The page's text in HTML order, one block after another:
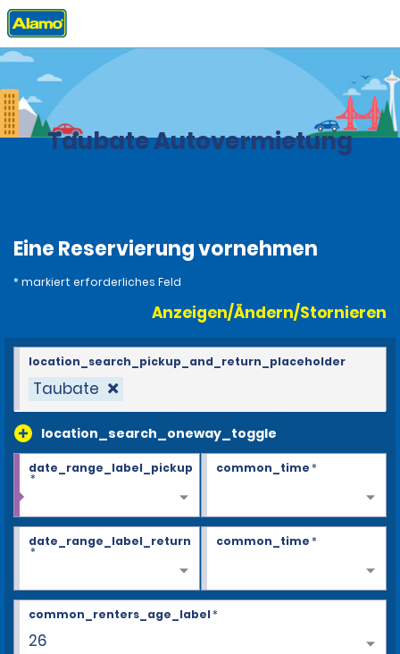
Privat Stationen
Taubate Autovermietung
Eine Reservierung vornehmen
* markiert erforderliches Feld
Anzeigen/Ändern/Stornieren
Taubate
location_search_oneway_toggle
location_search_pickup_and_return_placeholder
date_range_label_pickup
*
common_time*
date_range_label_return
*
common_time*
26
common_renters_age_label*